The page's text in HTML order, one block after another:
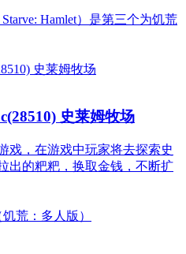
Hamlet）是第三个为饥荒
史莱姆牧场
戏，在游戏中玩家将去探索史
出的粑粑，换取金钱，不断扩